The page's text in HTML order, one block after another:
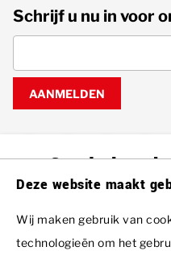
Gratis
Voornaam
Schrijf u nu in voor
AANMELDEN
Resorts
Deze website maakt
Wij maken gebruik van
technologieën om het